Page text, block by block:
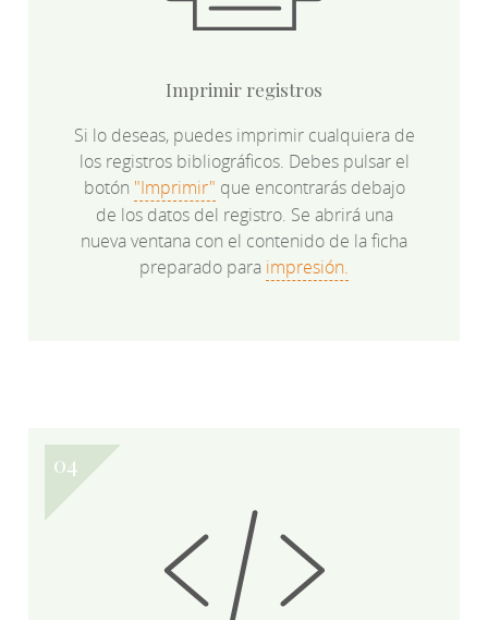
Imprimir registros
Si lo deseas, puedes imprimir cualquiera de
los registros bibliográficos. Debes pulsar el
botón "Imprimir" que encontrarás debajo
de los datos del registro. Se abrirá una
nueva ventana con el contenido de la ficha
preparado para impresión.